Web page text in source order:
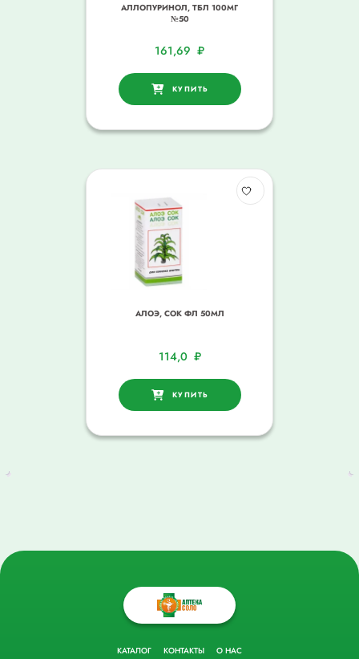
АЛЛОПУРИНОЛ, ТБЛ 100МГ
№50
161,69 ₽
КУПИТЬ
АЛОЭ, СОК ФЛ 50МЛ
114,0 ₽
КУПИТЬ
КАТАЛОГ КОНТАКТЫ О НАС